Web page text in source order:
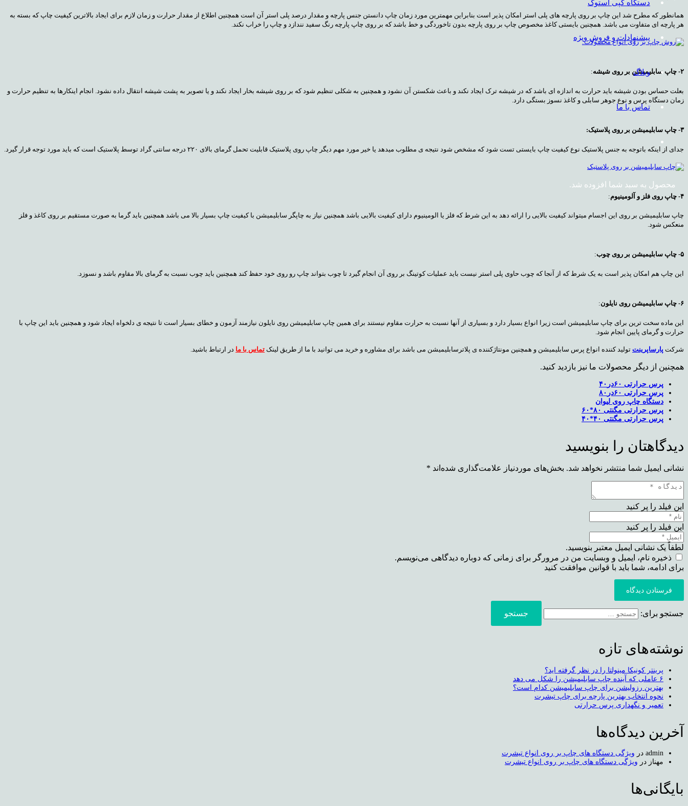
دستگاه کپی استوک
پیشنهادات و فروش ویژه
وبلاگ
تماس با ما
محصول به سبد شما افزوده شد.
همانطور که مطرح شد این چاپ بر روی پارچه های پلی استر امکان پذیر است بنابراین مهمترین مورد زمان چاپ دانستن جنس پارچه و مقدار درصد پلی استر آن است همچنین اطلاع از مقدار حرارت و زمان لازم برای ایجاد بالاترین کیفیت چاپ که بسته به
هر پارچه ای متفاوت می باشد. همچنین بایستی کاغذ مخصوص چاپ بر روی پارچه بدون تاخوردگی و خط باشد که بر روی چاپ پارچه رنگ سفید نندازد و چاپ را خراب نکند.
۲- چاپ سابلیمیشن بر روی شیشه :
بعلت حساس بودن شیشه باید حرارت به اندازه ای باشد که در شیشه ترک ایجاد نکند و باعث شکستن آن نشود و همچنین به شکلی تنظیم شود که بر روی شیشه بخار ایجاد نکند و یا تصویر به پشت شیشه انتقال داده نشود. انجام اینکارها به تنظیم حرارت و
زمان دستگاه پرس و نوع جوهر سابلی و کاغذ نسوز بستگی دارد.
۳- چاپ سابلیمیشن بر روی پلاستیک:
جدای از اینکه باتوجه به جنس پلاستیک نوع کیفیت چاپ بایستی تست شود که مشخص شود نتیجه ی مطلوب میدهد یا خیر مورد مهم دیگر چاپ روی پلاستیک قابلیت تحمل گرمای بالای ۲۲۰ درجه سانتی گراد توسط پلاستیک است که باید مورد توجه قرار گیرد.
۴- چاپ روی فلز و آلومینیوم :
چاپ سابلیمیشن بر روی این اجسام میتواند کیفیت بالایی را ارائه دهد به این شرط که فلز یا الومینیوم دارای کیفیت بالایی باشد همچنین نیاز به چاپگر سابلیمیشن با کیفیت چاپ بسیار بالا می باشد همچنین باید گرما به صورت مستقیم بر روی کاغذ و فلز
منعکس شود.
۵- چاپ سابلیمیشن بر روی چوب :
این چاپ هم امکان پذیر است به یک شرط که از آنجا که چوب حاوی پلی استر نیست باید عملیات کوتینگ بر روی آن انجام گیرد تا چوب بتواند چاپ رو روی خود حفظ کند همچنین باید چوب نسبت به گرمای بالا مقاوم باشد و نسوزد.
۶- چاپ سابلیمیشن روی نایلون :
این ماده سخت ترین برای چاپ سابلیمیشن است زیرا انواع بسیار دارد و بسیاری از آنها نسبت به حرارت مقاوم نیستند برای همین چاپ سابلیمیشن روی نایلون نیازمند آزمون و خطای بسیار است تا نتیجه ی دلخواه ایجاد شود و همچنین باید این چاپ با
حرارت و گرمای پایین انجام شود.
شرکت پارساپرینت تولید کننده انواع پرس سابلیمیشن و همچنین مونتاژکننده ی پلاترسابلیمیشن می باشد برای مشاوره و خرید می توانید با ما از طریق لینک تماس با ما در ارتباط باشید.
همچنین از دیگر محصولات ما نیز بازدید کنید.
پرس حرارتی ۶۰در۴۰
پرس حرارتی ۶۰در۸۰
دستگاه چاپ روی لیوان
پرس حرارتی مگنتی ۸۰*۶۰
پرس حرارتی مگنتی ۴۰*۴۰
دیدگاهتان را بنویسید
نشانی ایمیل شما منتشر نخواهد شد. بخش‌های موردنیاز علامت‌گذاری شده‌اند *
این فیلد را پر کنید
این فیلد را پر کنید
لطفاً یک نشانی ایمیل معتبر بنویسید.
ذخیره نام، ایمیل و وبسایت من در مرورگر برای زمانی که دوباره دیدگاهی می‌نویسم.
برای ادامه، شما باید با قوانین موافقت کنید
فرستادن دیدگاه
جستجو برای:
نوشته‌های تازه
پرینتر کونیکا مینولتا را در نظر گرفته اید؟
۶ عاملی که آینده چاپ سابلیمیشن را شکل می دهد
بهترین رزولیشن برای چاپ سابلیمیشن کدام است؟
نحوه انتخاب بهترین پارچه برای چاپ تیشرت
تعمیر و نگهداری پرس حرارتی
آخرین دیدگاه‌ها
admin در ویژگی دستگاه های چاپ بر روی انواع تیشرت
مهناز در ویژگی دستگاه های چاپ بر روی انواع تیشرت
بایگانی‌ها